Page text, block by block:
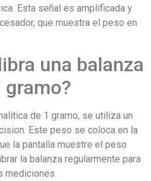
Esta señal es amplificada y
que muestra el peso en
una balanza
de 1 gramo, se utiliza un
Este peso se coloca en la
la pantalla muestre el peso
la balanza regularmente para
mediciones.